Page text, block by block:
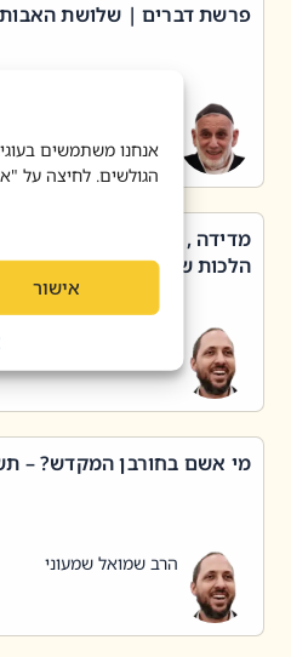
אנחנו משתמשים
הגולשים. לחיצה על
אישור
פרשת דברים | שלושת האבות
מדידה , קניה , שטיפת כלים
הלכות שבת – סימן שכג
מי אשם בחורבן המקדש? –
הרב שמואל שמעוני